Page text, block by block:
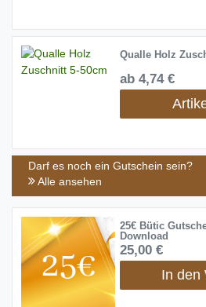
Qualle Holz
ab 4,74 €
Darf es noch ein Gutschein sein?
Alle ansehen
25€ Bütic
Download
25,00 €
In den